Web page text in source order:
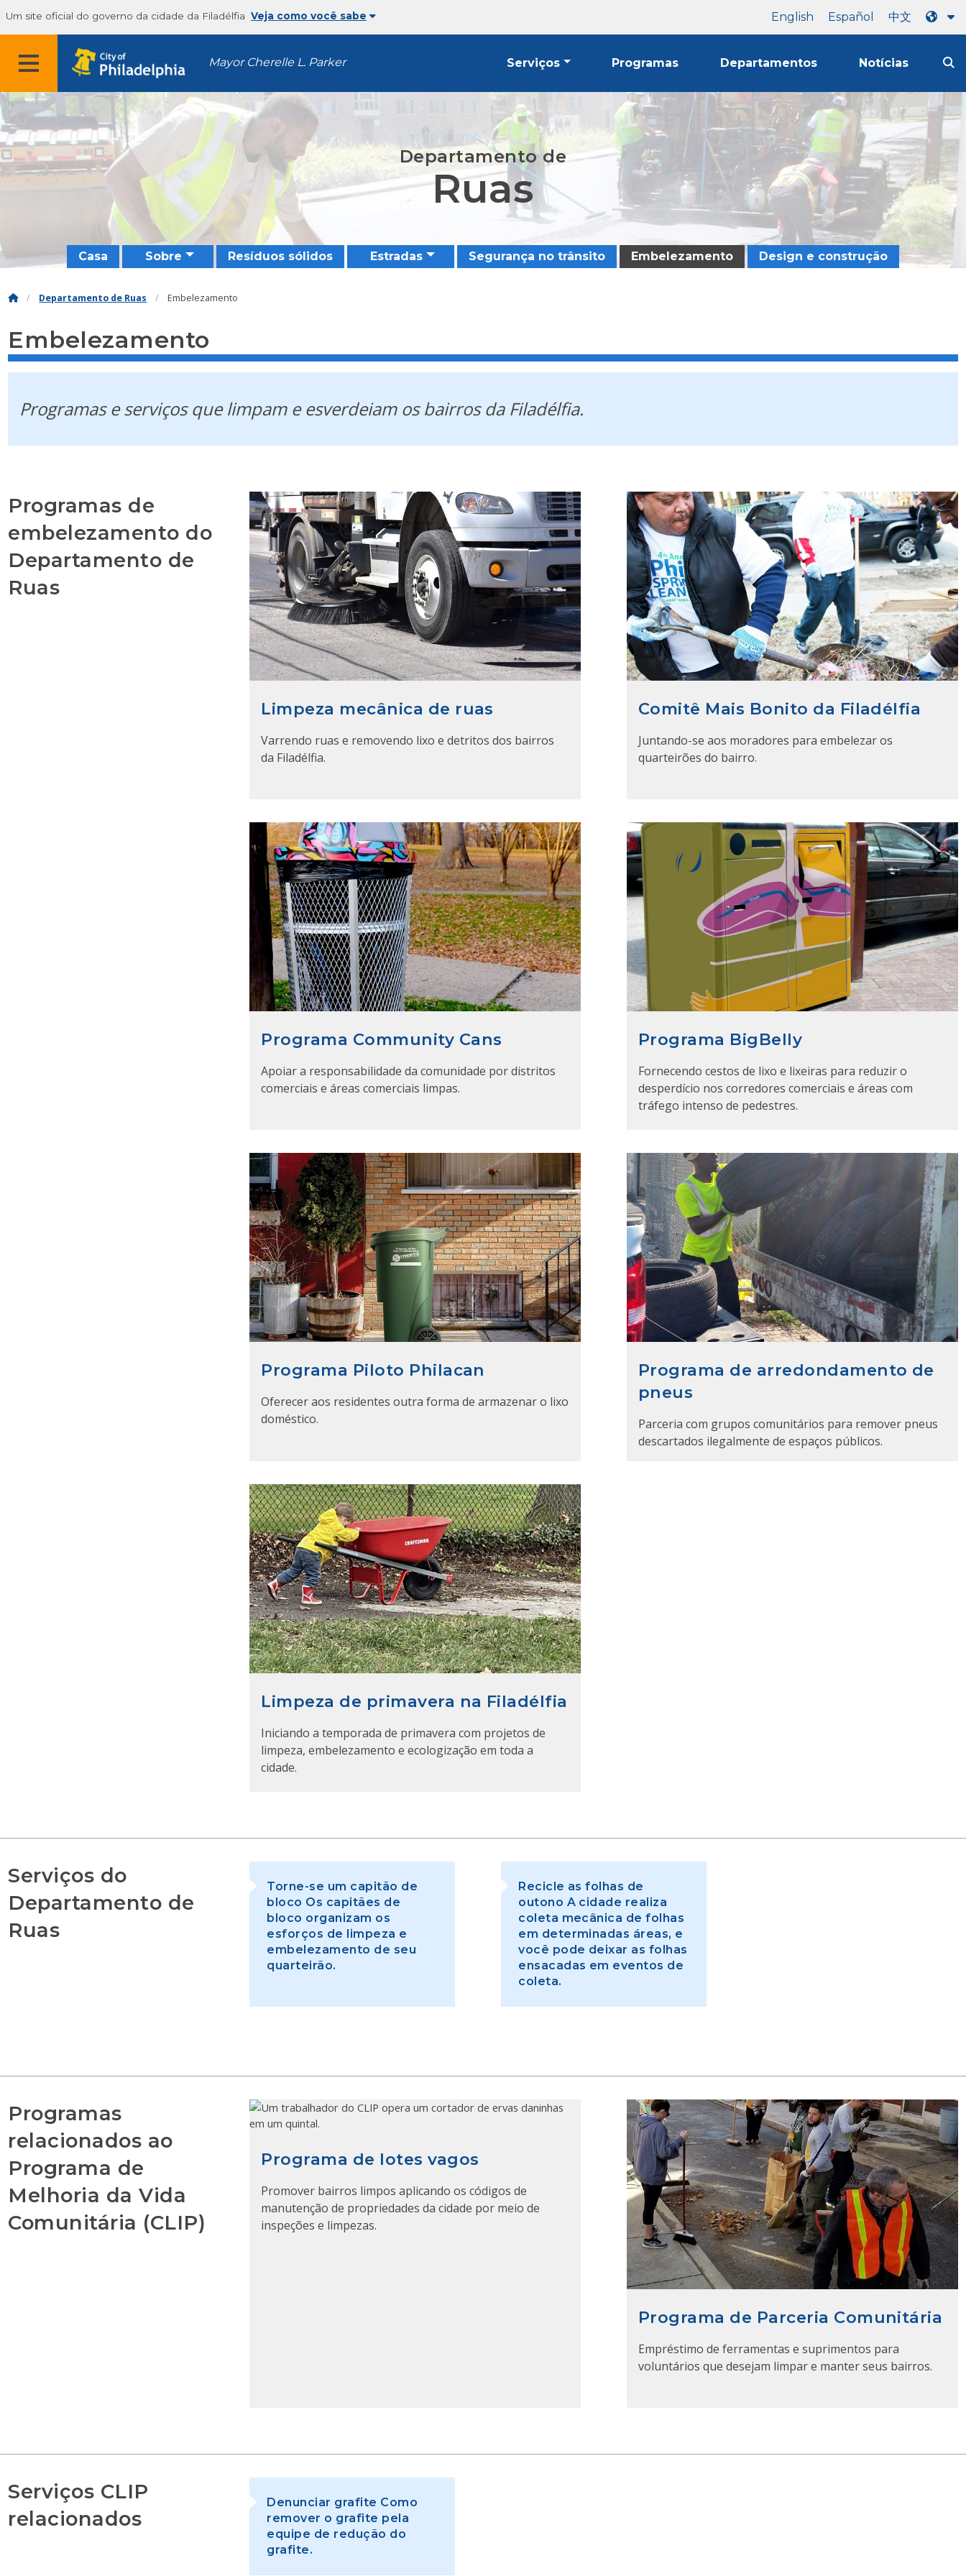
Um site oficial do governo da cidade da Filadélfia Veja como você sabe English Español 中文
Mayor Cherelle L. Parker Serviços Programas Departamentos Notícias
Departamento de
Ruas
Casa Sobre Resíduos sólidos Estradas Segurança no trânsito Embelezamento Design e construção
Departamento de Ruas Embelezamento
Embelezamento
Programas e serviços que limpam e esverdeiam os bairros da Filadélfia.
Programas de
embelezamento do
Departamento de
Ruas
Limpeza mecânica de ruas
Varrendo ruas e removendo lixo e detritos dos bairros
da Filadélfia.
Comitê Mais Bonito da Filadélfia
Juntando-se aos moradores para embelezar os
quarteirões do bairro.
Programa Community Cans
Apoiar a responsabilidade da comunidade por distritos
comerciais e áreas comerciais limpas.
Programa BigBelly
Fornecendo cestos de lixo e lixeiras para reduzir o
desperdício nos corredores comerciais e áreas com
tráfego intenso de pedestres.
Programa Piloto Philacan
Oferecer aos residentes outra forma de armazenar o lixo
doméstico.
Programa de arredondamento de
pneus
Parceria com grupos comunitários para remover pneus
descartados ilegalmente de espaços públicos.
Limpeza de primavera na Filadélfia
Iniciando a temporada de primavera com projetos de
limpeza, embelezamento e ecologização em toda a
cidade.
Serviços do
Departamento de
Ruas
Torne-se um capitão de
bloco Os capitães de
bloco organizam os
esforços de limpeza e
embelezamento de seu
quarteirão.
Recicle as folhas de
outono A cidade realiza
coleta mecânica de folhas
em determinadas áreas, e
você pode deixar as folhas
ensacadas em eventos de
coleta.
Programas
relacionados ao
Programa de
Melhoria da Vida
Comunitária (CLIP)
Programa de lotes vagos
Promover bairros limpos aplicando os códigos de
manutenção de propriedades da cidade por meio de
inspeções e limpezas.
Programa de Parceria Comunitária
Empréstimo de ferramentas e suprimentos para
voluntários que desejam limpar e manter seus bairros.
Serviços CLIP
relacionados
Denunciar grafite Como
remover o grafite pela
equipe de redução do
grafite.